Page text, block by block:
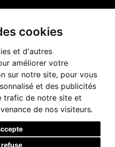
cookies
et d'autres
améliorer votre
sur notre site, pour vous
et des publicités
trafic de notre site et
de nos visiteurs.
refuse
Margot VII en vous inscrivant
de la marque
ENVOYER